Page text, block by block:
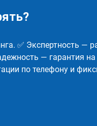
✅ Экспертность —
— гарантия
по телефону и